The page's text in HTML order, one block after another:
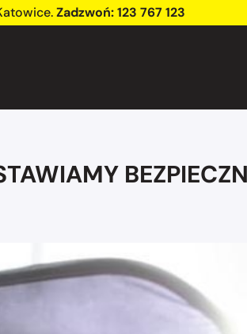
.Zadzwoń:123 767 123